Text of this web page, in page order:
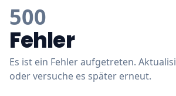
500
Fehler
Es ist ein Fehler aufgetreten.
oder versuche es später erneut.